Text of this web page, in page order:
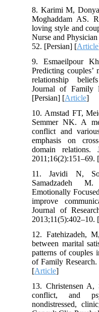
8. Karimi M,
Moghaddam AS.
loving style and
Nurse and
52. [Persian] [
9. Esmaeilpour
Predicting
relationship
Journal of Family
[Persian] [Article
10. Amstad FT,
Semmer NK. A
conflict and
emphasis on
domain
11. Javidi N,
Samadzadeh
Emotionally
improve
Journal of
12. Fatehizadeh,
between marital
patterns of
of Family
[Article
13. Christensen
conflict, and
nondistressed,